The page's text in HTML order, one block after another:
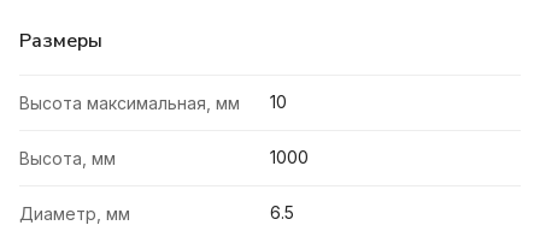
Размеры
Высота максимальная, мм 10
Высота, мм 1000
Диаметр, мм 6.5